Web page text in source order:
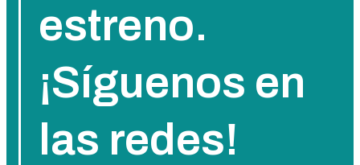
estreno.
¡Síguenos en
las redes!